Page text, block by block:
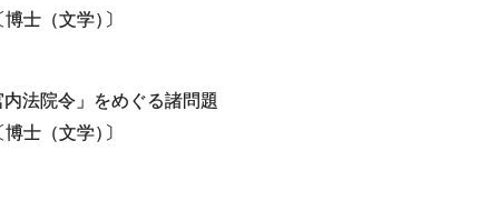
博士（文学） 〕
法院令」をめぐる諸問題
博士（文学） 〕